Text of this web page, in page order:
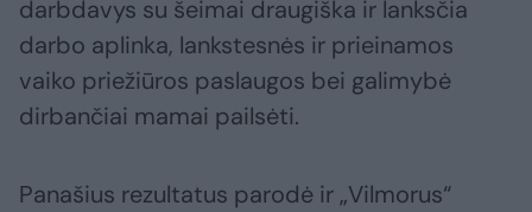
darbdavys su šeimai draugiška ir lanksčia
darbo aplinka, lankstesnės ir prieinamos
vaiko priežiūros paslaugos bei galimybė
dirbančiai mamai pailsėti.
Panašius rezultatus parodė ir „Vilmorus“